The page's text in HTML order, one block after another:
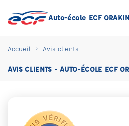
Auto-école ECF
Accueil Avis clients
AVIS CLIENTS - AUTO-ÉCOLE ECF